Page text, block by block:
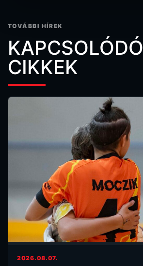
TOVÁBBI HÍREK
KAPCSOLÓDÓ
CIKKEK
2026.08.07.